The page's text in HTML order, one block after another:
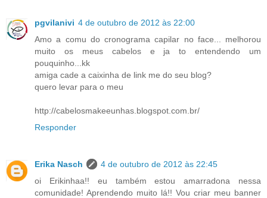
pgvilanivi 4 de outubro de 2012 às 22:00
Amo a comu do cronograma capilar no face... melhorou
muito os meus cabelos e ja to entendendo um
pouquinho...kk
amiga cade a caixinha de link me do seu blog?
quero levar para o meu
http://cabelosmakeeunhas.blogspot.com.br/
Responder
Erika Nasch
4 de outubro de 2012 às 22:45
oi Erikinhaa!! eu também estou amarradona nessa
comunidade! Aprendendo muito lá!! Vou criar meu banner